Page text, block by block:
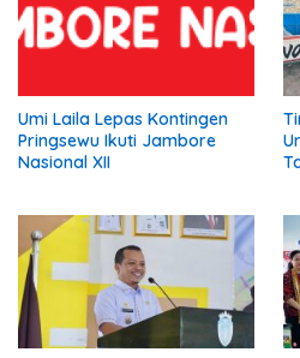
Umi Laila Lepas Kontingen
Pringsewu Ikuti Jambore
Nasional XII